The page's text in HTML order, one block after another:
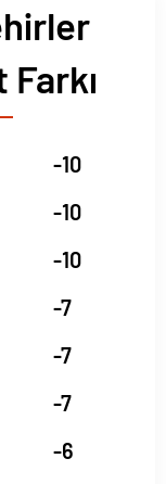
-10
-10
-10
-7
-7
-7
-6